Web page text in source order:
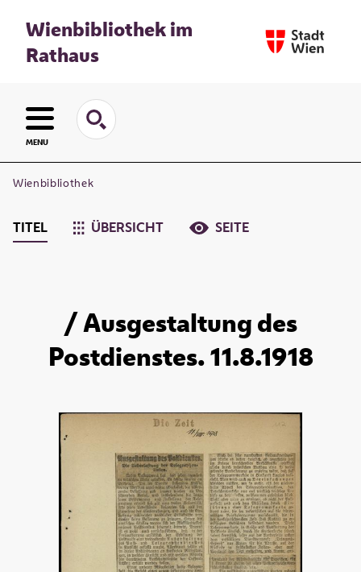
Wienbibliothek im
Rathaus
MENU
Wienbibliothek
TITEL ÜBERSICHT SEITE
/ Ausgestaltung des
Postdienstes. 11.8.1918